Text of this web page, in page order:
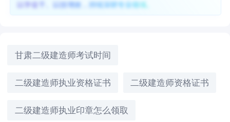
以学促干、以技增效，持续深耕专业领域。
甘肃二级建造师考试时间
二级建造师执业资格证书 二级建造师资格证书
二级建造师执业印章怎么领取